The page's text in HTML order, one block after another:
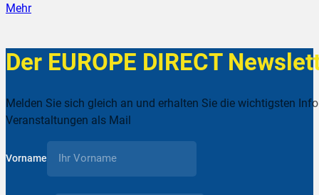
Mehr
Der EUROPE DIRECT
Melden Sie sich gleich an und erhalten Sie die wichtigsten
Veranstaltungen als Mail
Vorname